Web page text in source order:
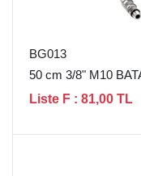
BG013
50 cm 3/8" M10
Liste F : 81,00 TL